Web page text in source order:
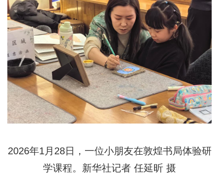
2026年1月28日，一位小朋友在敦煌书局体验研
学课程。新华社记者 任延昕 摄